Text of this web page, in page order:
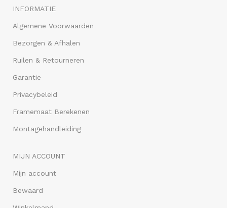
INFORMATIE
Algemene Voorwaarden
Bezorgen & Afhalen
Ruilen & Retourneren
Garantie
Privacybeleid
Framemaat Berekenen
Montagehandleiding
MIJN ACCOUNT
Mijn account
Bewaard